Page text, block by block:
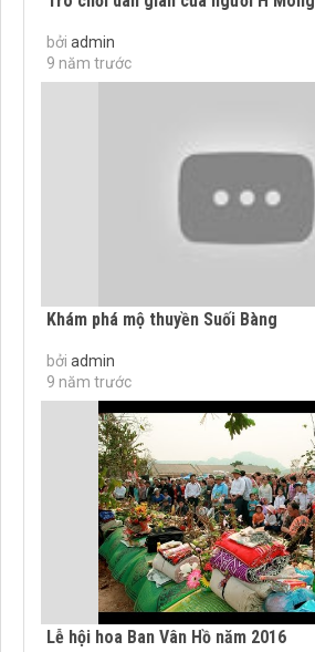
bởi admin
9 năm trước
Khám phá mộ thuyền Suối Bàng
bởi admin
9 năm trước
Lễ hội hoa Ban Vân Hồ năm 2016